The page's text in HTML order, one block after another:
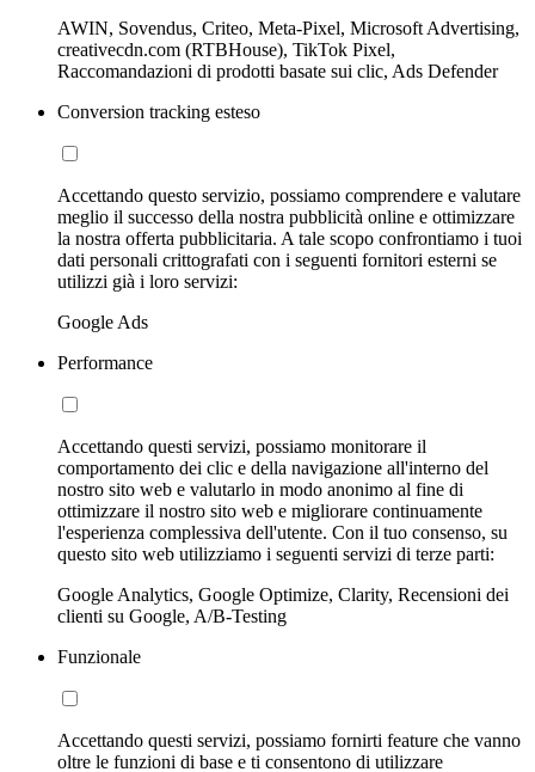
AWIN, Sovendus, Criteo, Meta-Pixel, Microsoft Advertising,
creativecdn.com (RTBHouse), TikTok Pixel,
Raccomandazioni di prodotti basate sui clic, Ads Defender
Conversion tracking esteso
Accettando questo servizio, possiamo comprendere e valutare
meglio il successo della nostra pubblicità online e ottimizzare
la nostra offerta pubblicitaria. A tale scopo confrontiamo i tuoi
dati personali crittografati con i seguenti fornitori esterni se
utilizzi già i loro servizi:
Google Ads
Performance
Accettando questi servizi, possiamo monitorare il
comportamento dei clic e della navigazione all'interno del
nostro sito web e valutarlo in modo anonimo al fine di
ottimizzare il nostro sito web e migliorare continuamente
l'esperienza complessiva dell'utente. Con il tuo consenso, su
questo sito web utilizziamo i seguenti servizi di terze parti:
Google Analytics, Google Optimize, Clarity, Recensioni dei
clienti su Google, A/B-Testing
Funzionale
Accettando questi servizi, possiamo fornirti feature che vanno
oltre le funzioni di base e ti consentono di utilizzare